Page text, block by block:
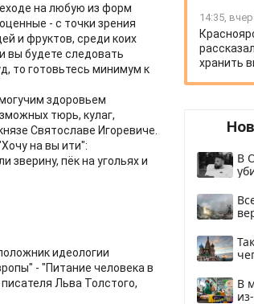
на любую из форм
- с точки зрения
и фруктов, среди коих
вы будете следовать
то готовьтесь минимум к
здоровьем
тюрь, кулаг,
Святославе Игоревиче.
на вы ити":
зверину, пёк на угольях и
идеологии
- "Питание человека в
Льва Толстого,
14:35,
хранить
В
В